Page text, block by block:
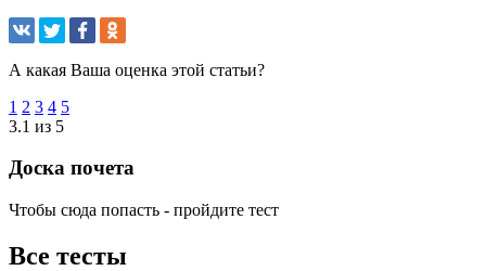
А какая Ваша оценка этой статьи?
1 2 3 4 5
3.1 из 5
Доска почета
Чтобы сюда попасть - пройдите тест
Все тесты